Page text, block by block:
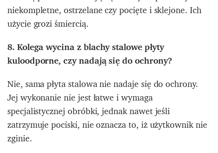
niekompletne, ostrzelane czy pocięte i sklejone. Ich
użycie grozi śmiercią.
8. Kolega wycina z blachy stalowe płyty
kuloodporne, czy nadają się do ochrony?
Nie, sama płyta stalowa nie nadaje się do ochrony.
Jej wykonanie nie jest łatwe i wymaga
specjalistycznej obróbki, jednak nawet jeśli
zatrzymuje pociski, nie oznacza to, iż użytkownik nie
zginie.